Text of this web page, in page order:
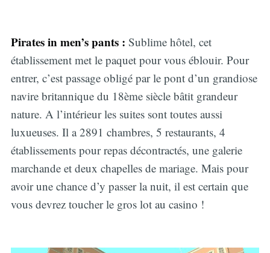
Pirates in men’s pants : Sublime hôtel, cet
établissement met le paquet pour vous éblouir. Pour
entrer, c’est passage obligé par le pont d’un grandiose
navire britannique du 18ème siècle bâtit grandeur
nature. A l’intérieur les suites sont toutes aussi
luxueuses. Il a 2891 chambres, 5 restaurants, 4
établissements pour repas décontractés, une galerie
marchande et deux chapelles de mariage. Mais pour
avoir une chance d’y passer la nuit, il est certain que
vous devrez toucher le gros lot au casino !